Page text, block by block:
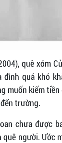
quê xóm
quá khó
muốn kiếm
trường.
chưa được
người. Ước